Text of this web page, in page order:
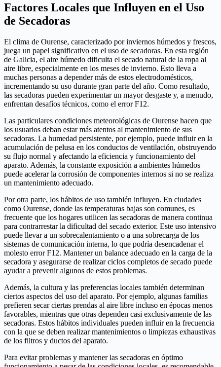
Factores Locales que Influyen en el Uso
de Secadoras
El clima de Ourense, caracterizado por inviernos húmedos y frescos,
juega un papel significativo en el uso de secadoras. En esta región
de Galicia, el aire húmedo dificulta el secado natural de la ropa al
aire libre, especialmente en los meses de invierno. Esto lleva a
muchas personas a depender más de estos electrodomésticos,
incrementando su uso durante gran parte del año. Como resultado,
las secadoras pueden experimentar un mayor desgaste y, a menudo,
enfrentan desafíos técnicos, como el error F12.
Las particulares condiciones meteorológicas de Ourense hacen que
los usuarios deban estar más atentos al mantenimiento de sus
secadoras. La humedad persistente, por ejemplo, puede influir en la
acumulación de pelusa en los conductos de ventilación, obstruyendo
su flujo normal y afectando la eficiencia y funcionamiento del
aparato. Además, la constante exposición a ambientes húmedos
puede acelerar la corrosión de componentes internos si no se realiza
un mantenimiento adecuado.
Por otra parte, los hábitos de uso también influyen. En ciudades
como Ourense, donde las temperaturas bajas son comunes, es
frecuente que los hogares utilicen las secadoras de manera continua
para contrarrestar la dificultad del secado exterior. Este uso intensivo
puede llevar a un sobrecalentamiento o a una sobrecarga de los
sistemas de comunicación interna, lo que podría desencadenar el
molesto error F12. Mantener un balance adecuado en la carga de la
secadora y asegurarse de realizar ciclos completos de secado puede
ayudar a prevenir algunos de estos problemas.
Además, la cultura y las preferencias locales también determinan
ciertos aspectos del uso del aparato. Por ejemplo, algunas familias
prefieren secar ciertas prendas al aire libre incluso en épocas menos
favorables, mientras que otras dependen casi exclusivamente de las
secadoras. Estos hábitos individuales pueden influir en la frecuencia
con la que se deben realizar mantenimientos o limpiezas exhaustivas
de los filtros y ductos del aparato.
Para evitar problemas y mantener las secadoras en óptimo